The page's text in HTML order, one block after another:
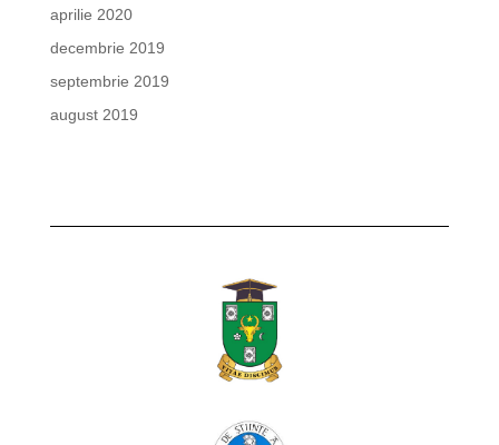
aprilie 2020
decembrie 2019
septembrie 2019
august 2019